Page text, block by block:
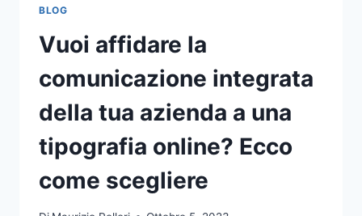
BLOG
Vuoi affidare la
comunicazione integrata
della tua azienda a una
tipografia online? Ecco
come scegliere